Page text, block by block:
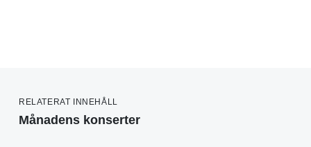
RELATERAT INNEHÅLL
Månadens konserter